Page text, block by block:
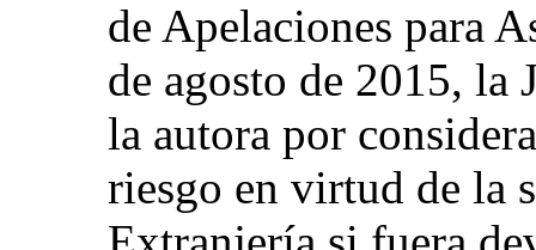
de Apelaciones para
de agosto de 2015, la
la autora por
riesgo en virtud de la